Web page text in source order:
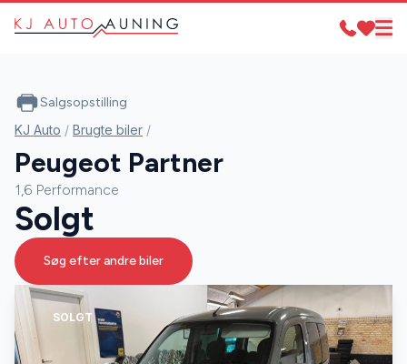
SOLGT
Salgsopstilling
KJ Auto / Brugte biler /
Peugeot Partner
1,6 Performance
Solgt
Søg efter andre biler